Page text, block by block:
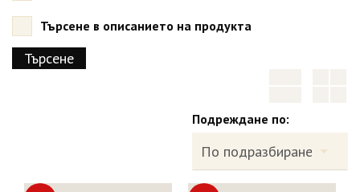
Търсене в описанието на продукта
Подреждане по: